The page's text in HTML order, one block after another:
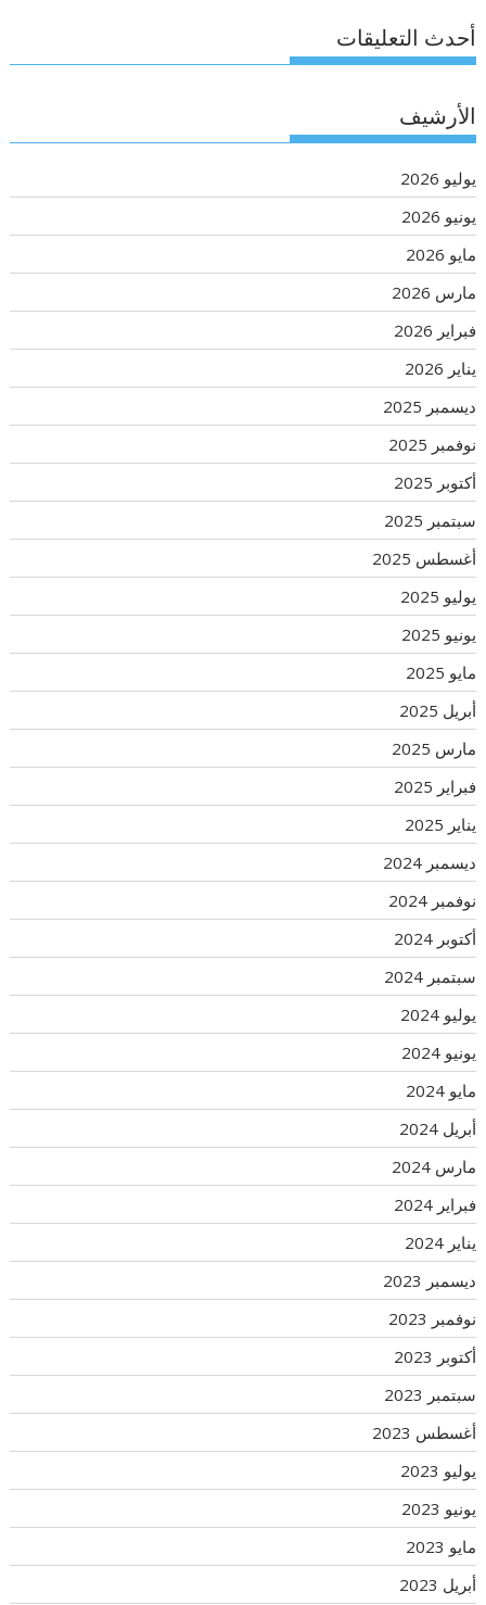
أحدث التعليقات
الأرشيف
يوليو 2026
يونيو 2026
مايو 2026
مارس 2026
فبراير 2026
يناير 2026
ديسمبر 2025
نوفمبر 2025
أكتوبر 2025
سبتمبر 2025
أغسطس 2025
يوليو 2025
يونيو 2025
مايو 2025
أبريل 2025
مارس 2025
فبراير 2025
يناير 2025
ديسمبر 2024
نوفمبر 2024
أكتوبر 2024
سبتمبر 2024
يوليو 2024
يونيو 2024
مايو 2024
أبريل 2024
مارس 2024
فبراير 2024
يناير 2024
ديسمبر 2023
نوفمبر 2023
أكتوبر 2023
سبتمبر 2023
أغسطس 2023
يوليو 2023
يونيو 2023
مايو 2023
أبريل 2023